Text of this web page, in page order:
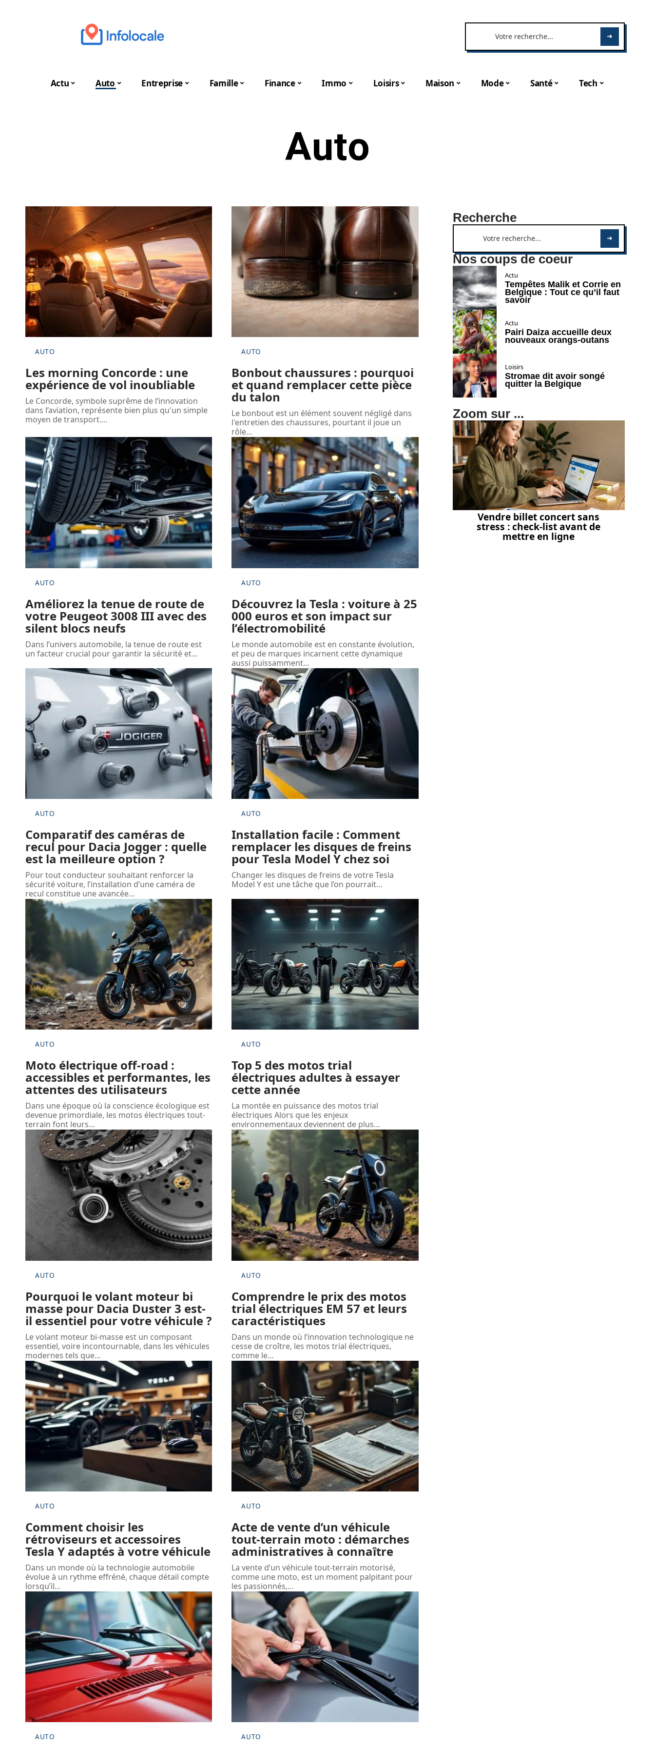
Actu Auto Entreprise Famille Finance Immo Loisirs Maison Mode Santé Tech
Auto
AUTO
Les morning Concorde : une
expérience de vol inoubliable
Le Concorde, symbole suprême de l’innovation
dans l’aviation, représente bien plus qu'un simple
moyen de transport.…
AUTO
Bonbout chaussures : pourquoi
et quand remplacer cette pièce
du talon
Le bonbout est un élément souvent négligé dans
l'entretien des chaussures, pourtant il joue un
rôle…
AUTO
Améliorez la tenue de route de
votre Peugeot 3008 III avec des
silent blocs neufs
Dans l’univers automobile, la tenue de route est
un facteur crucial pour garantir la sécurité et…
AUTO
Découvrez la Tesla : voiture à 25
000 euros et son impact sur
l’électromobilité
Le monde automobile est en constante évolution,
et peu de marques incarnent cette dynamique
aussi puissamment…
AUTO
Comparatif des caméras de
recul pour Dacia Jogger : quelle
est la meilleure option ?
Pour tout conducteur souhaitant renforcer la
sécurité voiture, l’installation d’une caméra de
recul constitue une avancée…
AUTO
Installation facile : Comment
remplacer les disques de freins
pour Tesla Model Y chez soi
Changer les disques de freins de votre Tesla
Model Y est une tâche que l’on pourrait…
AUTO
Moto électrique off-road :
accessibles et performantes, les
attentes des utilisateurs
Dans une époque où la conscience écologique est
devenue primordiale, les motos électriques tout-
terrain font leurs…
AUTO
Top 5 des motos trial
électriques adultes à essayer
cette année
La montée en puissance des motos trial
électriques Alors que les enjeux
environnementaux deviennent de plus…
AUTO
Pourquoi le volant moteur bi
masse pour Dacia Duster 3 est-
il essentiel pour votre véhicule ?
Le volant moteur bi-masse est un composant
essentiel, voire incontournable, dans les véhicules
modernes tels que…
AUTO
Comprendre le prix des motos
trial électriques EM 57 et leurs
caractéristiques
Dans un monde où l’innovation technologique ne
cesse de croître, les motos trial électriques,
comme le…
AUTO
Comment choisir les
rétroviseurs et accessoires
Tesla Y adaptés à votre véhicule
Dans un monde où la technologie automobile
évolue à un rythme effréné, chaque détail compte
lorsqu’il…
AUTO
Acte de vente d’un véhicule
tout-terrain moto : démarches
administratives à connaître
La vente d’un véhicule tout-terrain motorisé,
comme une moto, est un moment palpitant pour
les passionnés,…
AUTO AUTO
Recherche
Nos coups de coeur
Actu
Tempêtes Malik et Corrie en
Belgique : Tout ce qu’il faut
savoir
Actu
Pairi Daiza accueille deux
nouveaux orangs-outans
Loisirs
Stromae dit avoir songé
quitter la Belgique
Zoom sur ...
Vendre billet concert sans
stress : check-list avant de
mettre en ligne